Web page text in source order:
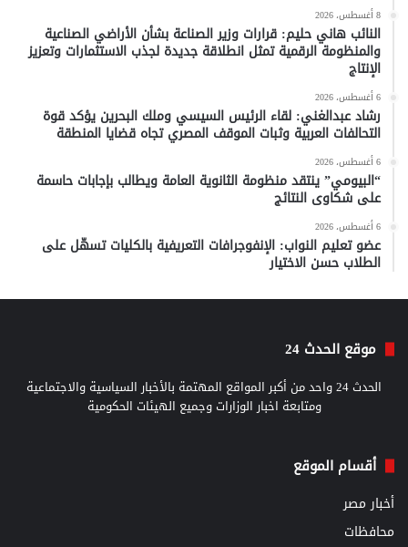
8 أغسطس، 2026
النائب هاني حليم: قرارات وزير الصناعة بشأن الأراضي الصناعية
والمنظومة الرقمية تمثل انطلاقة جديدة لجذب الاستثمارات وتعزيز
الإنتاج
6 أغسطس، 2026
رشاد عبدالغني: لقاء الرئيس السيسي وملك البحرين يؤكد قوة
التحالفات العربية وثبات الموقف المصري تجاه قضايا المنطقة
6 أغسطس، 2026
“البيومي” ينتقد منظومة الثانوية العامة ويطالب بإجابات حاسمة
على شكاوى النتائج
6 أغسطس، 2026
عضو تعليم النواب: الإنفوجرافات التعريفية بالكليات تسهّل على
الطلاب حسن الاختيار
موقع الحدث 24
الحدث 24 واحد من أكبر المواقع المهتمة بالأخبار السياسية والاجتماعية
ومتابعة اخبار الوزارات وجميع الهيئات الحكومية
أقسام الموقع
أخبار مصر
محافظات